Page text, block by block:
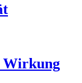
Wirkung